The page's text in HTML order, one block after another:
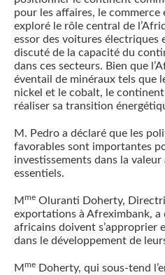
pour les affaires, le commerce
exploré le rôle central de
essor des voitures électriques
discuté de la capacité du
dans ces secteurs. Bien que
éventail de minéraux tels que
nickel et le cobalt, le continent
réaliser sa transition
M. Pedro a déclaré que les
favorables sont importantes
investissements dans la
essentiels.
M me Oluranti Doherty,
exportations à Afreximbank, a
africains doivent s’approprier
dans le développement de
M me Doherty, qui sous-tend